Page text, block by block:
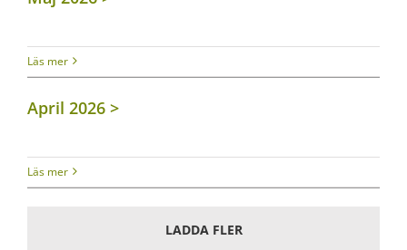
Läs mer
April 2026
Läs mer
LADDA FLER